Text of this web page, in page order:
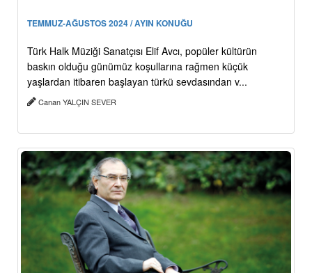
TEMMUZ-AĞUSTOS 2024 / AYIN KONUĞU
Türk Halk Müziği Sanatçısı Elif Avcı, popüler kültürün
baskın olduğu günümüz koşullarına rağmen küçük
yaşlardan itibaren başlayan türkü sevdasından v...
Canan YALÇIN SEVER